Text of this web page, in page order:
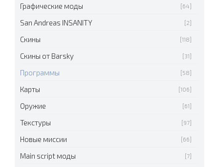
Графические моды [64]
San Andreas INSANITY [2]
Скины [118]
Скины от Barsky [31]
Программы [58]
Карты [106]
Оружие [61]
Текстуры [97]
Новые миссии [66]
Main script моды [7]